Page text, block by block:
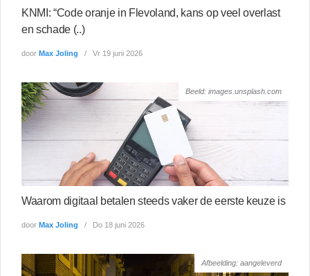
KNMI: “Code oranje in Flevoland, kans op veel overlast
en schade (..)
door Max Joling Vr 19 juni 2026
Beeld: images.unsplash.com
Waarom digitaal betalen steeds vaker de eerste keuze is
door Max Joling Do 18 juni 2026
Afbeelding: aangeleverd